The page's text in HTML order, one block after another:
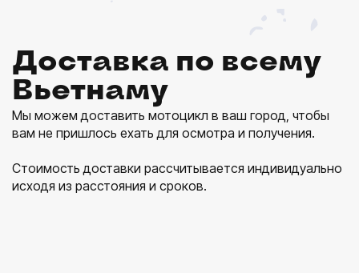
Доставка по всему
Вьетнаму
Мы можем доставить мотоцикл в ваш город, чтобы
вам не пришлось ехать для осмотра и получения.
Стоимость доставки рассчитывается индивидуально
исходя из расстояния и сроков.